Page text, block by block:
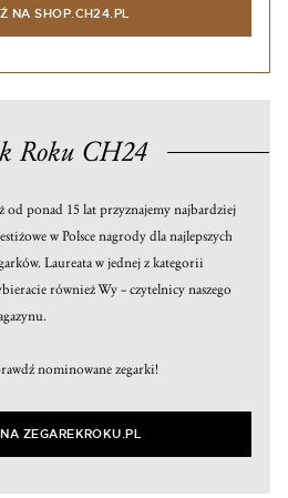
NA SHOP.CH24.PL
Roku CH24
od ponad 15 lat przyznajemy najbardziej
w Polsce nagrody dla najlepszych
Laureata w jednej z kategorii
również Wy – czytelnicy naszego
nominowane zegarki!
ZEGAREKROKU.PL